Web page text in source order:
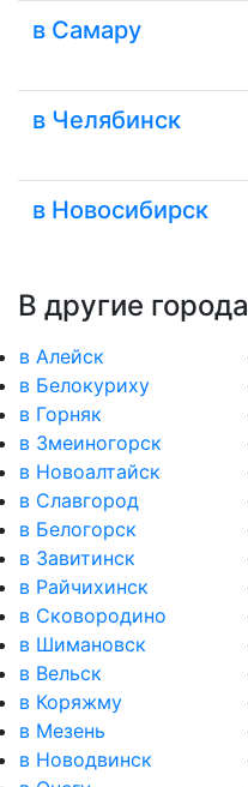
в Самару
в Челябинск
в Новосибирск
В другие города
в Алейск
в Белокуриху
в Горняк
в Змеиногорск
в Новоалтайск
в Славгород
в Белогорск
в Завитинск
в Райчихинск
в Сковородино
в Шимановск
в Вельск
в Коряжму
в Мезень
в Новодвинск